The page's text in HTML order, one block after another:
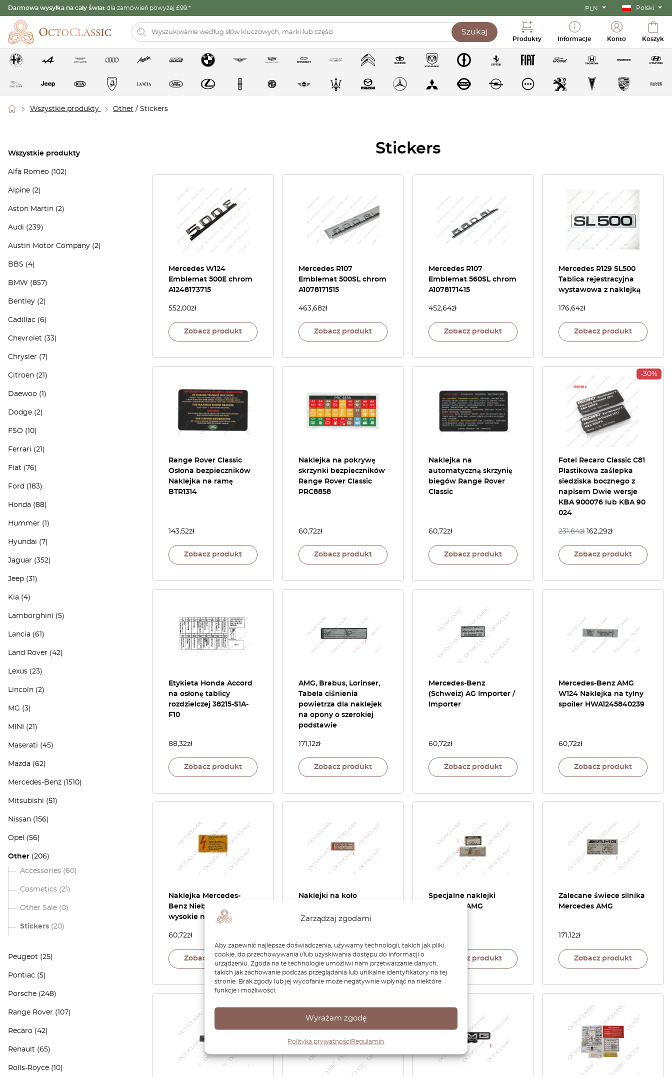
Zarządzaj zgodami
Aby zapewnić najlepsze doświadczenia, używamy technologii, takich jak pliki
cookie, do przechowywania i/lub uzyskiwania dostępu do informacji o
urządzeniu. Zgoda na te technologie umożliwi nam przetwarzanie danych,
takich jak zachowanie podczas przeglądania lub unikalne identyfikatory na tej
stronie. Brak zgody lub jej wycofanie może negatywnie wpłynąć na niektóre
funkcje i możliwości.
Wyrażam zgodę
Polityka prywatnościRegulamin
Darmowa wysyłka na cały świat dla zamówień powyżej £99.* PLN Polski
Szukaj
Produkty Informacje Konto Koszyk
Wszystkie produkty Other / Stickers
Wszystkie produkty
Alfa Romeo (102)
Alpine (2)
Aston Martin (2)
Audi (239)
Austin Motor Company (2)
BBS (4)
BMW (857)
Bentley (2)
Cadillac (6)
Chevrolet (33)
Chrysler (7)
Citroen (21)
Daewoo (1)
Dodge (2)
FSO (10)
Ferrari (21)
Fiat (76)
Ford (183)
Honda (88)
Hummer (1)
Hyundai (7)
Jaguar (352)
Jeep (31)
Kia (4)
Lamborghini (5)
Lancia (61)
Land Rover (42)
Lexus (23)
Lincoln (2)
MG (3)
MINI (21)
Maserati (45)
Mazda (62)
Mercedes-Benz (1510)
Mitsubishi (51)
Nissan (156)
Opel (56)
Other (206)
Accessories (60)
Cosmetics (21)
Other Sale (0)
Stickers (20)
Peugeot (25)
Pontiac (5)
Porsche (248)
Range Rover (107)
Recaro (42)
Renault (65)
Rolls-Royce (10)
Stickers
Mercedes W124
Emblemat 500E chrom
A1248173715
552,00zł
Zobacz produkt
Mercedes R107
Emblemat 500SL chrom
A1078171515
463,68zł
Zobacz produkt
Mercedes R107
Emblemat 560SL chrom
A1078171415
452,64zł
Zobacz produkt
Mercedes R129 SL500
Tablica rejestracyjna
wystawowa z naklejką
176,64zł
Zobacz produkt
Range Rover Classic
Osłona bezpieczników
Naklejka na ramę
BTR1314
143,52zł
Zobacz produkt
Naklejka na pokrywę
skrzynki bezpieczników
Range Rover Classic
PRC8858
60,72zł
Zobacz produkt
Naklejka na
automatyczną skrzynię
biegów Range Rover
Classic
60,72zł
Zobacz produkt
-30%
Fotel Recaro Classic C81
Plastikowa zaślepka
siedziska bocznego z
napisem Dwie wersje
KBA 900076 lub KBA 90
024
231,84zł 162,29zł
Zobacz produkt
Etykieta Honda Accord
na osłonę tablicy
rozdzielczej 38215-S1A-
F10
88,32zł
Zobacz produkt
AMG, Brabus, Lorinser,
Tabela ciśnienia
powietrza dla naklejek
na opony o szerokiej
podstawie
171,12zł
Zobacz produkt
Mercedes-Benz
(Schweiz) AG Importer /
Importer
60,72zł
Zobacz produkt
Mercedes-Benz AMG
W124 Naklejka na tylny
spoiler HWA1245840239
60,72zł
Zobacz produkt
Naklejka Mercedes-
Benz Niebezpieczne
wysokie napięcie
60,72zł
Zobacz produkt
Naklejki na koło
AMG
Zobacz produkt
Specjalne naklejki
Mercedes AMG
Zobacz produkt
Zalecane świece silnika
Mercedes AMG
171,12zł
Zobacz produkt